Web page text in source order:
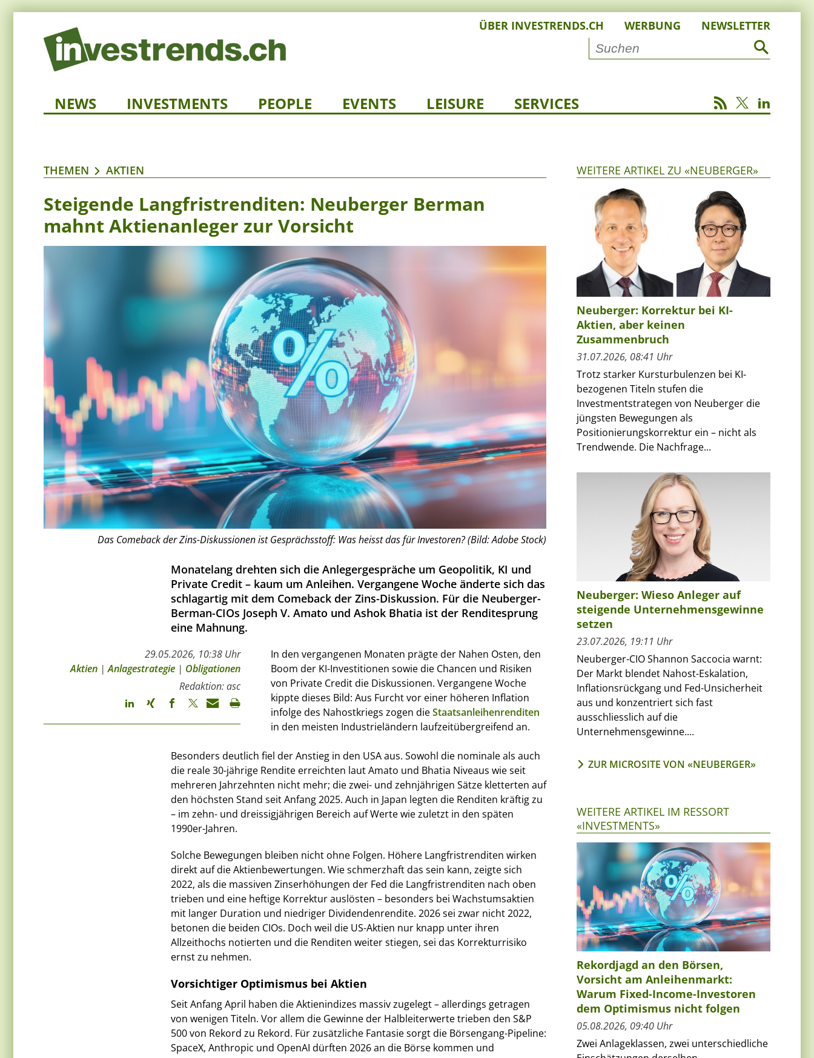
ÜBER INVESTRENDS.CH WERBUNG NEWSLETTER
NEWS INVESTMENTS PEOPLE EVENTS LEISURE SERVICES
THEMEN AKTIEN
Steigende Langfristrenditen: Neuberger Berman
mahnt Aktienanleger zur Vorsicht
Das Comeback der Zins-Diskussionen ist Gesprächsstoff: Was heisst das für Investoren? (Bild: Adobe Stock)
Monatelang drehten sich die Anlegergespräche um Geopolitik, KI und
Private Credit – kaum um Anleihen. Vergangene Woche änderte sich das
schlagartig mit dem Comeback der Zins-Diskussion. Für die Neuberger-
Berman-CIOs Joseph V. Amato und Ashok Bhatia ist der Renditesprung
eine Mahnung.
29.05.2026, 10:38 Uhr
Aktien |Anlagestrategie | Obligationen
Redaktion: asc
In den vergangenen Monaten prägte der Nahen Osten, den
Boom der KI-Investitionen sowie die Chancen und Risiken
von Private Credit die Diskussionen. Vergangene Woche
kippte dieses Bild: Aus Furcht vor einer höheren Inflation
infolge des Nahostkriegs zogen dieStaatsanleihenrenditen
in den meisten Industrieländern laufzeitübergreifend an.
Besonders deutlich fiel der Anstieg in den USA aus. Sowohl die nominale als auch
die reale 30-jährige Rendite erreichten laut Amato und Bhatia Niveaus wie seit
mehreren Jahrzehnten nicht mehr; die zwei- und zehnjährigen Sätze kletterten auf
den höchsten Stand seit Anfang 2025. Auch in Japan legten die Renditen kräftig zu
– im zehn- und dreissigjährigen Bereich auf Werte wie zuletzt in den späten
1990er-Jahren.
Solche Bewegungen bleiben nicht ohne Folgen. Höhere Langfristrenditen wirken
direkt auf die Aktienbewertungen. Wie schmerzhaft das sein kann, zeigte sich
2022, als die massiven Zinserhöhungen der Fed die Langfristrenditen nach oben
trieben und eine heftige Korrektur auslösten – besonders bei Wachstumsaktien
mit langer Duration und niedriger Dividendenrendite. 2026 sei zwar nicht 2022,
betonen die beiden CIOs. Doch weil die US-Aktien nur knapp unter ihren
Allzeithochs notierten und die Renditen weiter stiegen, sei das Korrekturrisiko
ernst zu nehmen.
Vorsichtiger Optimismus bei Aktien
Seit Anfang April haben die Aktienindizes massiv zugelegt – allerdings getragen
von wenigen Titeln. Vor allem die Gewinne der Halbleiterwerte trieben den S&P
500 von Rekord zu Rekord. Für zusätzliche Fantasie sorgt die Börsengang-Pipeline:
SpaceX, Anthropic und OpenAI dürften 2026 an die Börse kommen und
WEITERE ARTIKEL ZU «NEUBERGER»
Neuberger: Korrektur bei KI-
Aktien, aber keinen
Zusammenbruch
31.07.2026, 08:41 Uhr
Trotz starker Kursturbulenzen bei KI-
bezogenen Titeln stufen die
Investmentstrategen von Neuberger die
jüngsten Bewegungen als
Positionierungskorrektur ein – nicht als
Trendwende. Die Nachfrage...
Neuberger: Wieso Anleger auf
steigende Unternehmensgewinne
setzen
23.07.2026, 19:11 Uhr
Neuberger-CIO Shannon Saccocia warnt:
Der Markt blendet Nahost-Eskalation,
Inflationsrückgang und Fed-Unsicherheit
aus und konzentriert sich fast
ausschliesslich auf die
Unternehmensgewinne....
ZUR MICROSITE VON «NEUBERGER»
WEITERE ARTIKEL IM RESSORT
«INVESTMENTS»
Rekordjagd an den Börsen,
Vorsicht am Anleihenmarkt:
Warum Fixed-Income-Investoren
dem Optimismus nicht folgen
05.08.2026, 09:40 Uhr
Zwei Anlageklassen, zwei unterschiedliche